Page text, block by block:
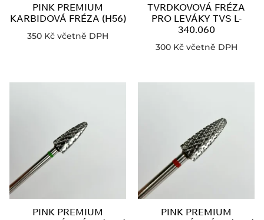
PINK PREMIUM
KARBIDOVÁ FRÉZA (H56)
350 Kč včetně DPH
TVRDKOVOVÁ FRÉZA
PRO LEVÁKY TVS L-
340.060
300 Kč včetně DPH
PINK PREMIUM
PINK PREMIUM